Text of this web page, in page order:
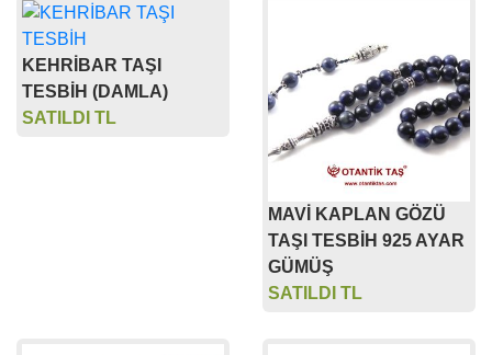
KEHRİBAR TAŞI
TESBİH (DAMLA)
SATILDI TL
MAVİ KAPLAN GÖZÜ
TAŞI TESBİH 925 AYAR
GÜMÜŞ
SATILDI TL